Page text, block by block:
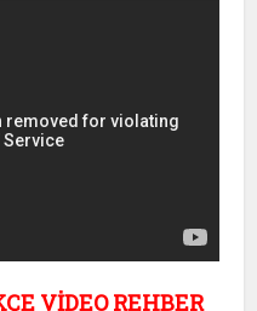
VİDEO REHBER